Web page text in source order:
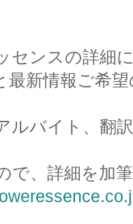
センスの詳細
最新情報ご希
ルバイト、翻
で、詳細を加